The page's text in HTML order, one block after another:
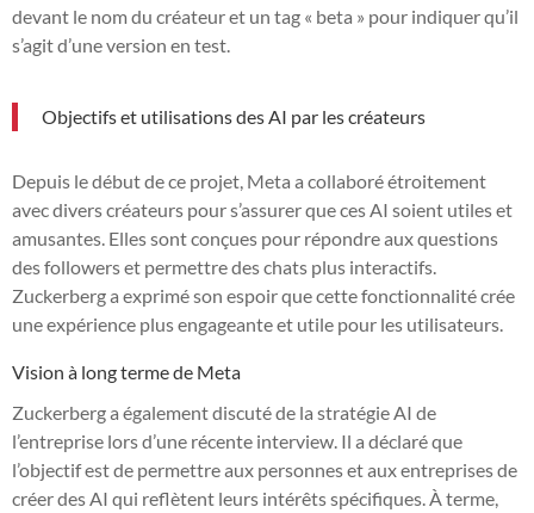
devant le nom du créateur et un tag « beta » pour indiquer qu’il
s’agit d’une version en test.
Objectifs et utilisations des AI par les créateurs
Depuis le début de ce projet, Meta a collaboré étroitement
avec divers créateurs pour s’assurer que ces AI soient utiles et
amusantes. Elles sont conçues pour répondre aux questions
des followers et permettre des chats plus interactifs.
Zuckerberg a exprimé son espoir que cette fonctionnalité crée
une expérience plus engageante et utile pour les utilisateurs.
Vision à long terme de Meta
Zuckerberg a également discuté de la stratégie AI de
l’entreprise lors d’une récente interview. Il a déclaré que
l’objectif est de permettre aux personnes et aux entreprises de
créer des AI qui reflètent leurs intérêts spécifiques. À terme,